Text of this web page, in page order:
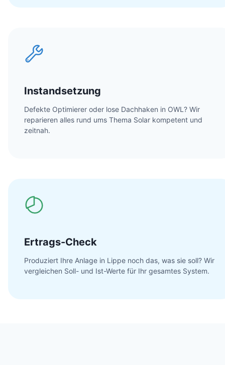
Instandsetzung
Defekte Optimierer oder lose Dachhaken in OWL? Wir
reparieren alles rund ums Thema Solar kompetent und
zeitnah.
Ertrags-Check
Produziert Ihre Anlage in Lippe noch das, was sie soll? Wir
vergleichen Soll- und Ist-Werte für Ihr gesamtes System.